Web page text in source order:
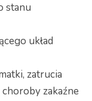
stanu
układ
zatrucia
zakaźne